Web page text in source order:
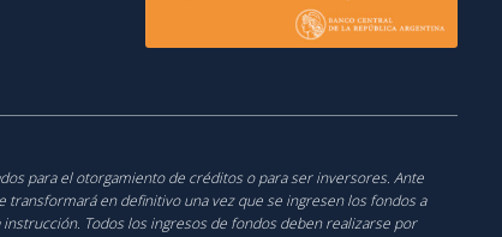
para el otorgamiento de créditos o para ser inversores. Ante
transformará en definitivo una vez que se ingresen los fondos a
Todos los ingresos de fondos deben realizarse por